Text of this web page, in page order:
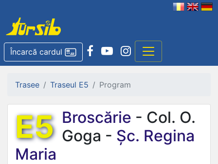
Încarcă cardul
Trasee Traseul E5 Program
E5 Broscărie - Col. O.
Goga - Șc. Regina
Maria